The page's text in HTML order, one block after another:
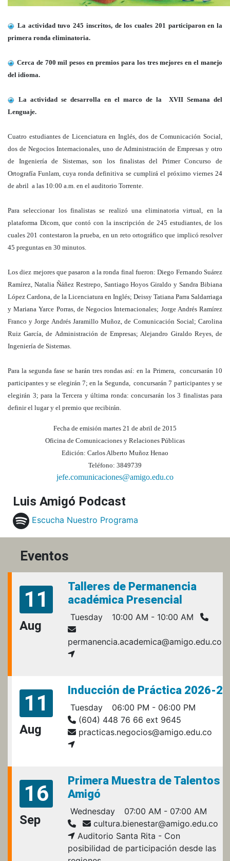
La actividad tuvo 245 inscritos, de los cuales 201 participaron en la
primera ronda eliminatoria.
Cerca de 700 mil pesos en premios para los tres mejores en el manejo
del idioma.
La actividad se desarrolla en el marco de la XVII Semana del
Lenguaje.
Cuatro estudiantes de Licenciatura en Inglés, dos de Comunicación Social,
dos de Negocios Internacionales, uno de Administración de Empresas y otro
de Ingeniería de Sistemas, son los finalistas del Primer Concurso de
Ortografía Funlam, cuya ronda definitiva se cumplirá el próximo viernes 24
de abril a las 10:00 a.m. en el auditorio Torrente.
Para seleccionar los finalistas se realizó una eliminatoria virtual, en la
plataforma Dicom, que contó con la inscripción de 245 estudiantes, de los
cuales 201 contestaron la prueba, en un reto ortográfico que implicó resolver
45 preguntas en 30 minutos.
Los diez mejores que pasaron a la ronda final fueron: Diego Fernando Suárez
Ramírez, Natalia Ñáñez Restrepo, Santiago Hoyos Giraldo y Sandra Bibiana
López Cardona, de la Licenciatura en Inglés; Deissy Tatiana Parra Saldarriaga
y Mariana Yarce Porras, de Negocios Internacionales; Jorge Andrés Ramírez
Franco y Jorge Andrés Jaramillo Muñoz, de Comunicación Social; Carolina
Ruiz García, de Administración de Empresas; Alejandro Giraldo Reyes, de
Ingeniería de Sistemas.
Para la segunda fase se harán tres rondas así: en la Primera, concursarán 10
participantes y se elegirán 7; en la Segunda, concursarán 7 participantes y se
elegirán 3; para la Tercera y última ronda: concursarán los 3 finalistas para
definir el lugar y el premio que recibirán.
Fecha de emisión martes 21 de abril de 2015
Oficina de Comunicaciones y Relaciones Públicas
Edición: Carlos Alberto Muñoz Henao
Teléfono: 3849739
jefe.comunicaciones@amigo.edu.co
Luis Amigó Podcast
Escucha Nuestro Programa
Eventos
11
Aug
Talleres de Permanencia
académica Presencial
Tuesday 10:00 AM - 10:00 AM
permanencia.academica@amigo.edu.co
11
Aug
Inducción de Práctica 2026-2
Tuesday
06:00 PM - 06:00 PM
(604) 448 76 66 ext 9645
practicas.negocios@amigo.edu.co
16
Sep
Primera Muestra de Talentos
Amigó
Wednesday
07:00 AM - 07:00 AM
cultura.bienestar@amigo.edu.co
Auditorio Santa Rita - Con
posibilidad de participación desde las